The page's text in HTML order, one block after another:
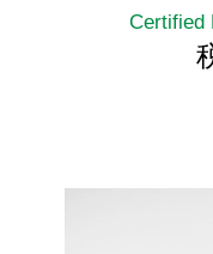
Certified